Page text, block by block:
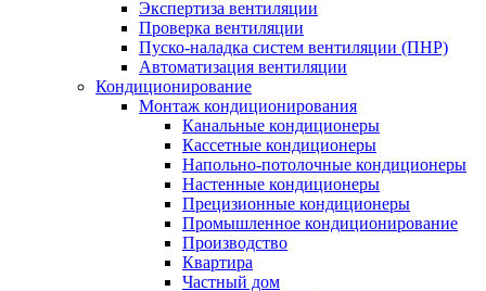
Экспертиза вентиляции
Проверка вентиляции
Пуско-наладка систем вентиляции (ПНР)
Автоматизация вентиляции
Кондиционирование
Монтаж кондиционирования
Канальные кондиционеры
Кассетные кондиционеры
Напольно-потолочные кондиционеры
Настенные кондиционеры
Прецизионные кондиционеры
Промышленное кондиционирование
Производство
Квартира
Частный дом